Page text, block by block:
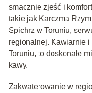
smacznie zjeść i
takie jak Karczma
Spichrz w Toruniu,
regionalnej. Kawiarnie i
Toruniu, to doskonałe
kawy.
Zakwaterowanie w